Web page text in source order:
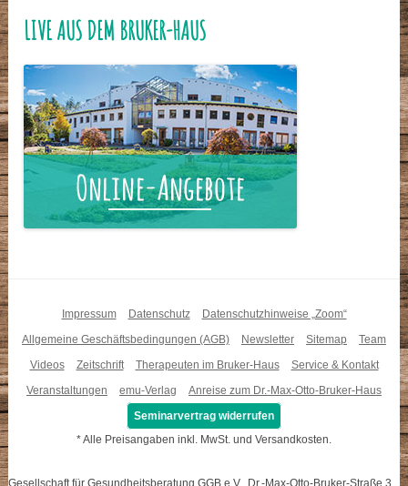
LIVE AUS DEM BRUKER-HAUS
Impressum Datenschutz
Datenschutzhinweise „Zoom“
Allgemeine Geschäftsbedingungen (AGB)
Newsletter Sitemap
Team
Videos
Zeitschrift Therapeuten im Bruker-Haus
Service & Kontakt
Veranstaltungen
emu-Verlag
Anreise zum Dr.-Max-Otto-Bruker-Haus
Seminarvertrag widerrufen
* Alle Preisangaben inkl. MwSt. und Versandkosten.
Gesellschaft für Gesundheitsberatung GGB e.V., Dr.-Max-Otto-Bruker-Straße 3,